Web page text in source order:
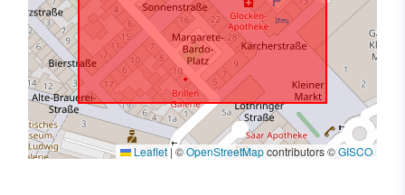
Leaflet |©OpenStreetMapcontributors ©GISCO